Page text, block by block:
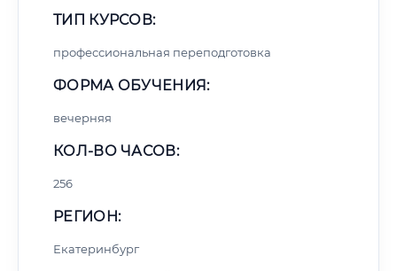
ТИП КУРСОВ:
профессиональная переподготовка
ФОРМА ОБУЧЕНИЯ:
вечерняя
КОЛ-ВО ЧАСОВ:
256
РЕГИОН:
Екатеринбург